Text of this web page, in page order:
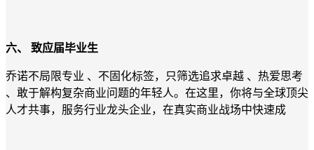
六、 致应届毕业生
乔诺不局限专业 、不固化标签，只筛选追求卓越 、热爱思考
、敢于解构复杂商业问题的年轻人。在这里，你将与全球顶尖
人才共事，服务行业龙头企业，在真实商业战场中快速成